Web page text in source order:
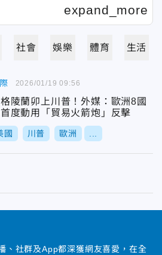
社會 娛樂 體育 生活
陵蘭卯上川普！外媒：歐洲8國
度動用「貿易火箭炮」反擊
國 川普 歐洲
2026/01/19 09:56
、社群及App都深獲網友喜愛，在全